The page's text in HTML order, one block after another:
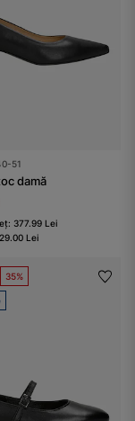
51
damă
377.99 Lei
Lei
35%